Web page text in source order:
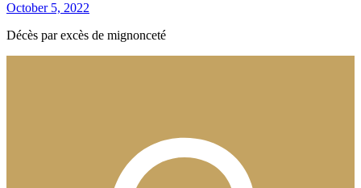
October 5, 2022
Décès par excès de mignonceté